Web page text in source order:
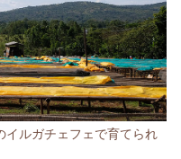
イルガチェフェで育てられ